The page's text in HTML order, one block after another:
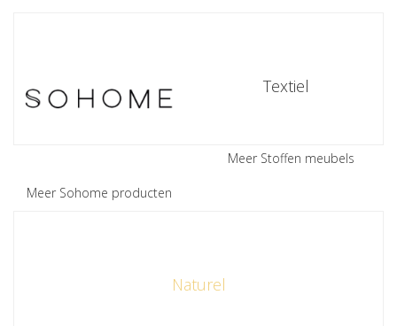
Meer Sohome producten
Textiel
Meer Stoffen meubels
Naturel